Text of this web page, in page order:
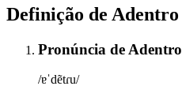
Definição de Adentro
Pronúncia de Adentro
/ɐˈdẽtɾu/